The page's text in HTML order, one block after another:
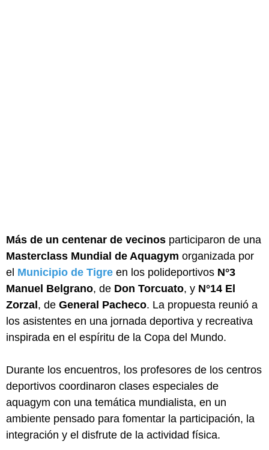
Más de un centenar de vecinos participaron de una
Masterclass Mundial de Aquagym organizada por
el Municipio de Tigre en los polideportivos N°3
Manuel Belgrano, de Don Torcuato, y N°14 El
Zorzal, de General Pacheco. La propuesta reunió a
los asistentes en una jornada deportiva y recreativa
inspirada en el espíritu de la Copa del Mundo.
Durante los encuentros, los profesores de los centros
deportivos coordinaron clases especiales de
aquagym con una temática mundialista, en un
ambiente pensado para fomentar la participación, la
integración y el disfrute de la actividad física.